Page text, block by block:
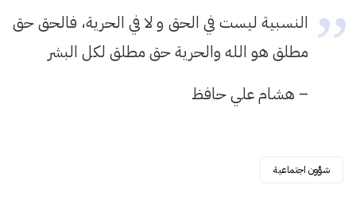
النسبية ليست في الحق و لا في الحرية، فالحق حق
مطلق هو الله والحرية حق مطلق لكل البشر
– هشام علي حافظ
شؤون اجتماعية